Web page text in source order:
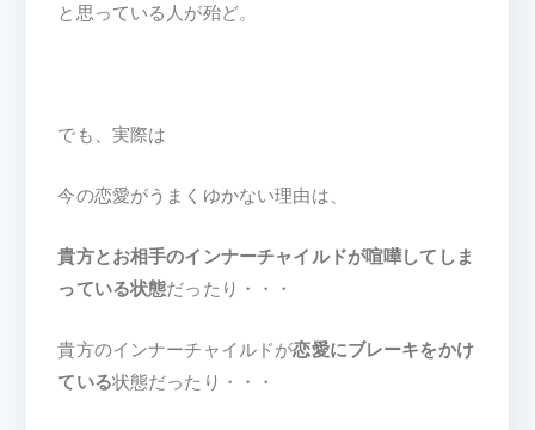
と思っている人が殆ど。
でも、実際は
今の恋愛がうまくゆかない理由は、
貴方とお相手のインナーチャイルドが喧嘩してしま
っている状態だったり・・・
貴方のインナーチャイルドが恋愛にブレーキをかけ
ている状態だったり・・・